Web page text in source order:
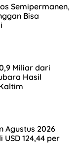
Semipermanen,
Bisa
Miliar dari
Hasil
Agustus 2026
USD 124,44 per